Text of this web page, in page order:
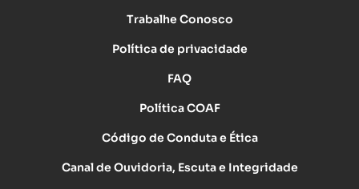
Trabalhe Conosco
Política de privacidade
FAQ
Política COAF
Código de Conduta e Ética
Canal de Ouvidoria, Escuta e Integridade